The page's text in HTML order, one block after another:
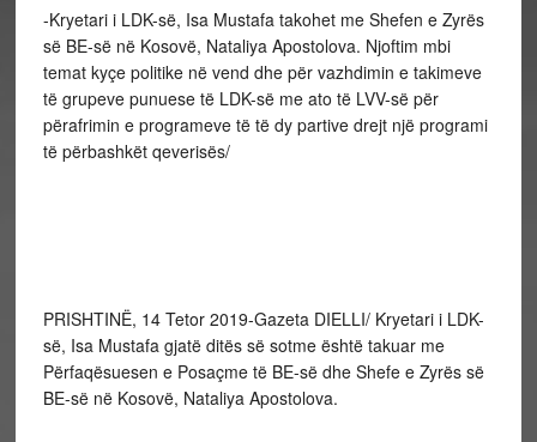
-Kryetari i LDK-së, Isa Mustafa takohet me Shefen e Zyrës
së BE-së në Kosovë, Nataliya Apostolova. Njoftim mbi
temat kyçe politike në vend dhe për vazhdimin e takimeve
të grupeve punuese të LDK-së me ato të LVV-së për
përafrimin e programeve të të dy partive drejt një programi
të përbashkët qeverisës/
PRISHTINË, 14 Tetor 2019-Gazeta DIELLI/ Kryetari i LDK-
së, Isa Mustafa gjatë ditës së sotme është takuar me
Përfaqësuesen e Posaçme të BE-së dhe Shefe e Zyrës së
BE-së në Kosovë, Nataliya Apostolova.